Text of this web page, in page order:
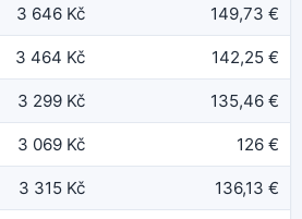
3 646 Kč 149,73 €
3 464 Kč 142,25 €
3 299 Kč 135,46 €
3 069 Kč 126 €
3 315 Kč 136,13 €